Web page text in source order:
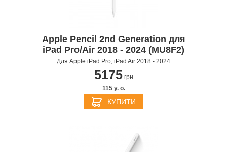
Apple Pencil 2nd Generation для
iPad Pro/Air 2018 - 2024 (MU8F2)
Для Apple iPad Pro, iPad Air 2018 - 2024
5175грн
115 y. о.
КУПИТИ